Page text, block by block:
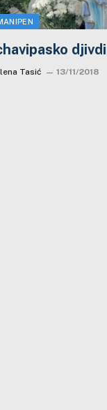
Tasić 13/11/2018